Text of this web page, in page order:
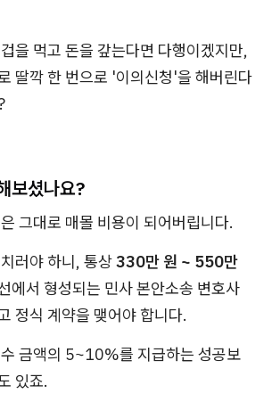
을 먹고 돈을 갚는다면 다행이겠지만,
딸깍 한 번으로 '이의신청'을 해버린다
보셨나요?
그대로 매몰 비용이 되어버립니다.
러야 하니, 통상330만 원 ~ 550만
에서 형성되는 민사 본안소송 변호사
정식 계약을 맺어야 합니다.
금액의 5~10%를 지급하는 성공보
있죠.